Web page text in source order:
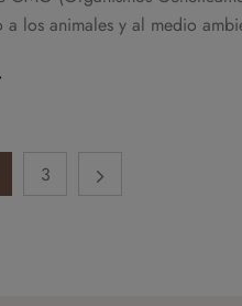
a los animales y al medio
3